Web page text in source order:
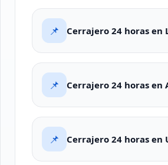
📌 Cerrajero 24 horas en
📌 Cerrajero 24 horas en
📌 Cerrajero 24 horas en